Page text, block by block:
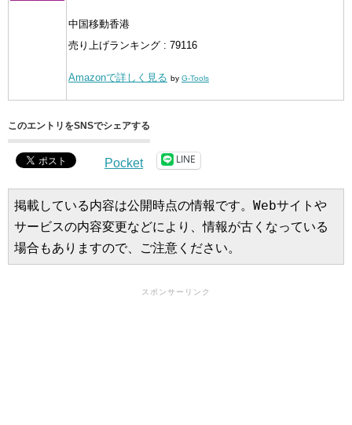
中国移動香港
売り上げランキング : 79116
Amazonで詳しく見る by G-Tools
このエントリをSNSでシェアする
Pocket LINE
掲載している内容は公開時点の情報です。Webサイトや
サービスの内容変更などにより、情報が古くなっている
場合もありますので、ご注意ください。
スポンサーリンク